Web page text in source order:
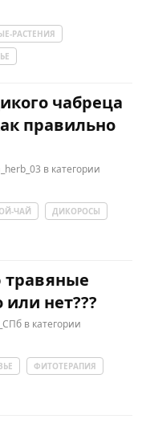
РАСТЕНИЯ
чабреца
правильно
в категории
ЧАЙ
ДИКОРОСЫ
травяные
или нет???
в категории
ФИТОТЕРАПИЯ